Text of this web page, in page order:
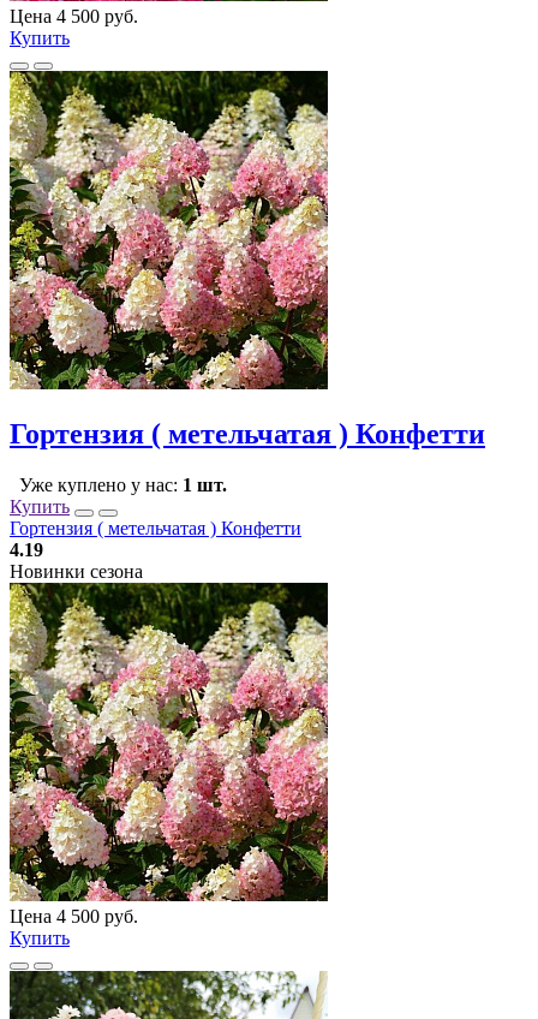
Цена 4 500 руб.
Купить
Гортензия ( метельчатая ) Конфетти
Уже куплено у нас: 1 шт.
Купить
Гортензия ( метельчатая ) Конфетти
4.19
Новинки сезона
Цена 4 500 руб.
Купить